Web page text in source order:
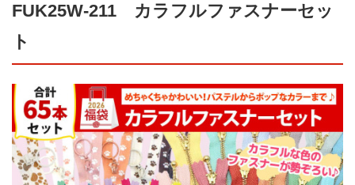
FUK25W-211 カラフルファスナーセッ
ト